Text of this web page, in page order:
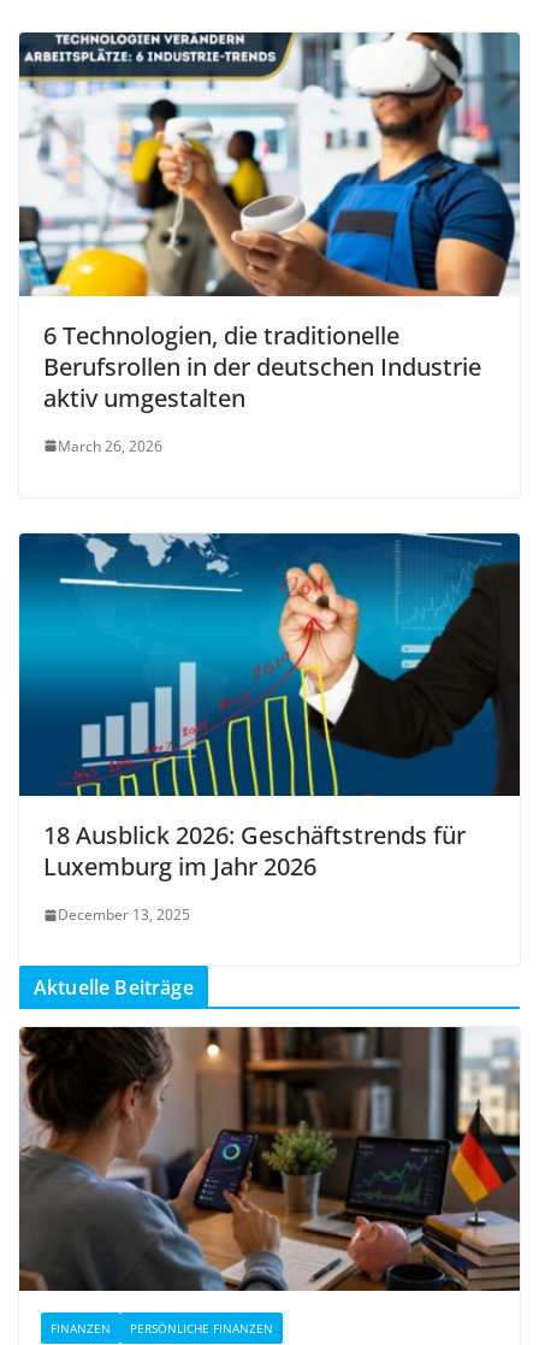
6 Technologien, die traditionelle
Berufsrollen in der deutschen Industrie
aktiv umgestalten
March 26, 2026
18 Ausblick 2026: Geschäftstrends für
Luxemburg im Jahr 2026
December 13, 2025
Aktuelle Beiträge
FINANZEN PERSÖNLICHE FINANZEN